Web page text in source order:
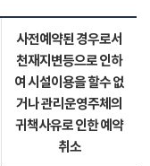
사전예약된 경우로서
천재지변등으로 인하
여 시설이용을 할수 없
거나 관리운영주체의
귀책사유로 인한 예약
취소